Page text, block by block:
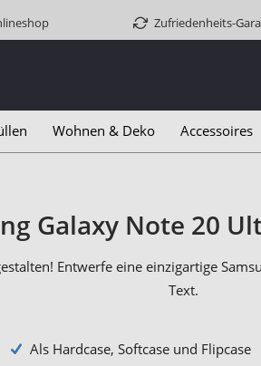
Zufriedenheits-
Wohnen & Deko Accessoires
Galaxy Note 20
Entwerfe eine einzigartige
Text.
Als Hardcase, Softcase und Flipcase